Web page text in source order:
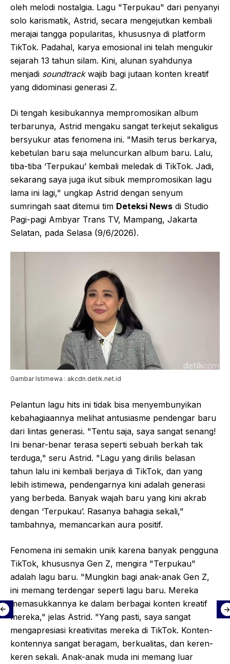
oleh melodi nostalgia. Lagu "Terpukau" dari penyanyi
solo karismatik, Astrid, secara mengejutkan kembali
merajai tangga popularitas, khususnya di platform
TikTok. Padahal, karya emosional ini telah mengukir
sejarah 13 tahun silam. Kini, alunan syahdunya
menjadi soundtrackwajib bagi jutaan konten kreatif
yang didominasi generasi Z.
Di tengah kesibukannya mempromosikan album
terbarunya, Astrid mengaku sangat terkejut sekaligus
bersyukur atas fenomena ini. "Masih terus berkarya,
kebetulan baru saja meluncurkan album baru. Lalu,
tiba-tiba ‘Terpukau’ kembali meledak di TikTok. Jadi,
sekarang saya juga ikut sibuk mempromosikan lagu
lama ini lagi," ungkap Astrid dengan senyum
sumringah saat ditemui tim Deteksi News di Studio
Pagi-pagi Ambyar Trans TV, Mampang, Jakarta
Selatan, pada Selasa (9/6/2026).
Gambar Istimewa : akcdn.detik.net.id
Pelantun lagu hits ini tidak bisa menyembunyikan
kebahagiaannya melihat antusiasme pendengar baru
dari lintas generasi. "Tentu saja, saya sangat senang!
Ini benar-benar terasa seperti sebuah berkah tak
terduga," seru Astrid. "Lagu yang dirilis belasan
tahun lalu ini kembali berjaya di TikTok, dan yang
lebih istimewa, pendengarnya kini adalah generasi
yang berbeda. Banyak wajah baru yang kini akrab
dengan ‘Terpukau’. Rasanya bahagia sekali,"
tambahnya, memancarkan aura positif.
Fenomena ini semakin unik karena banyak pengguna
TikTok, khususnya Gen Z, mengira "Terpukau"
adalah lagu baru. "Mungkin bagi anak-anak Gen Z,
ini memang terdengar seperti lagu baru. Mereka
memasukkannya ke dalam berbagai konten kreatif
mereka," jelas Astrid. "Yang pasti, saya sangat
mengapresiasi kreativitas mereka di TikTok. Konten-
kontennya sangat beragam, berkualitas, dan keren-
keren sekali. Anak-anak muda ini memang luar